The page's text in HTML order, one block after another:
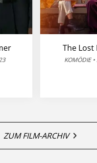
The Lost
KOMÖDIE
ZUM FILM-ARCHIV